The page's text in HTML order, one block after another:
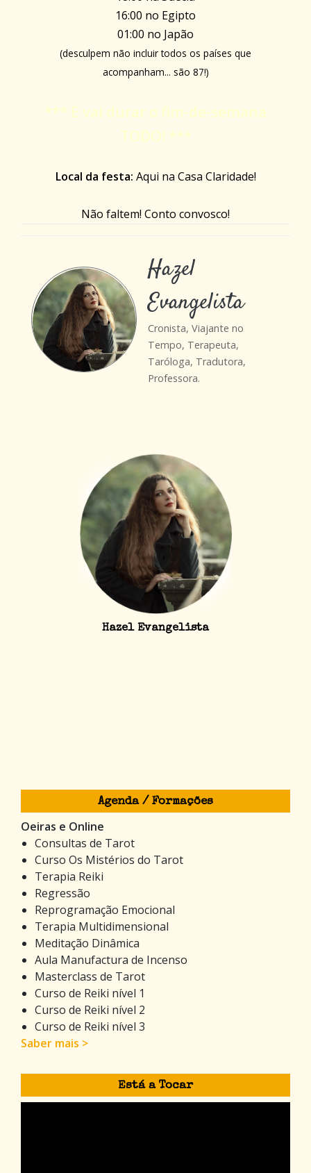
16:00 no Egipto
01:00 no Japão
(desculpem não incluir todos os países que
acompanham... são 87!)
*** E vai durar o fim-de-semana
TODO! ***
Local da festa: Aqui na Casa Claridade!
Não faltem! Conto convosco!
Hazel
Evangelista
Cronista, Viajante no
Tempo, Terapeuta,
Taróloga, Tradutora,
Professora.
Hazel Evangelista
Agenda / Formações
Oeiras e Online
Consultas de Tarot
Curso Os Mistérios do Tarot
Terapia Reiki
Regressão
Reprogramação Emocional
Terapia Multidimensional
Meditação Dinâmica
Aula Manufactura de Incenso
Masterclass de Tarot
Curso de Reiki nível 1
Curso de Reiki nível 2
Curso de Reiki nível 3
Saber mais >
Está a Tocar